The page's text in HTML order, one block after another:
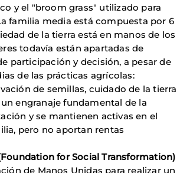
y el "broom grass" utilizado para
familia media está compuesta por 6
de la tierra está en manos de los
todavía están apartadas de
participación y decisión, a pesar de
de las prácticas agrícolas:
de semillas, cuidado de la tierra
engranaje fundamental de la
y se mantienen activas en el
pero no aportan rentas
for Social Transformation)
de Manos Unidas para realizar un